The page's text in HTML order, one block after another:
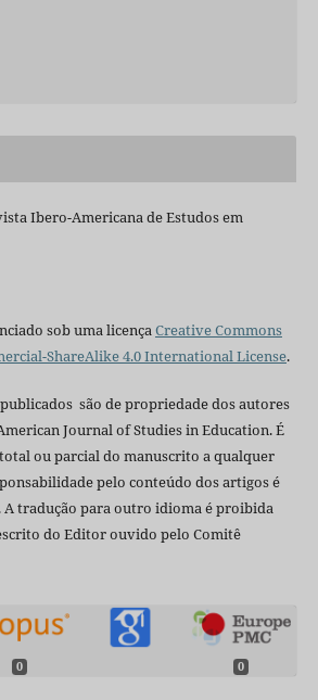
Ibero-Americana de Estudos em
sob uma licençaCreative Commons
ShareAlike 4.0 International License.
são de propriedade dos autores
Journal of Studies in Education. É
ou parcial do manuscrito a qualquer
pelo conteúdo dos artigos é
A tradução para outro idioma é proibida
do Editor ouvido pelo Comitê
0 0